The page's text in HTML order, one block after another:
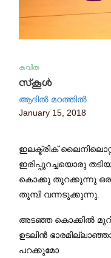
കവിത
സ്കൂൾ
ആദിൽ മഠത്തിൽ
January 15, 2018
ഇലക്ട്രിക്
ഇരിപ്പുറച്ചയൊരു
കൊക്കു തുറക്കുന്നു
തുമ്പി വന്നടുക്കുന്നു.
അടഞ്ഞ കൊക്കിൽ
ഉടലിൻ
പറക്കുമോ